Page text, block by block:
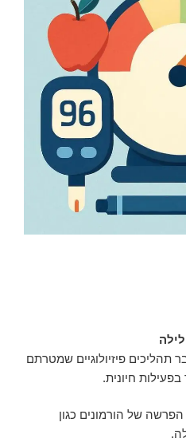
תהליכים פיזיולוגיים שמטרתם
חיונית.
של הורמונים כגון